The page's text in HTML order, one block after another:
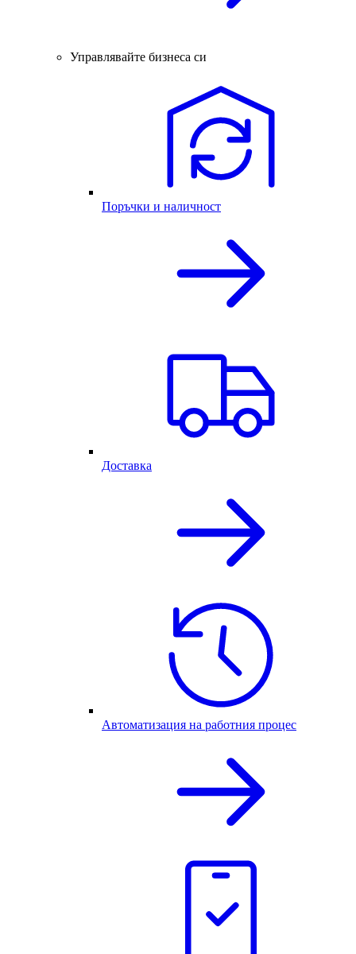
Управлявайте бизнеса си
Поръчки и наличност
Доставка
Автоматизация на работния процес